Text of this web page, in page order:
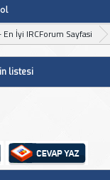
İyi IRCForum Sayfasi
listesi